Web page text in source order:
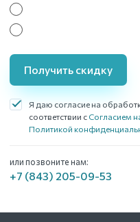
Получить скидку
Я даю согласие на
соответствии с Согласием
Политикой
или позвоните нам:
+7 (843) 205-09-53